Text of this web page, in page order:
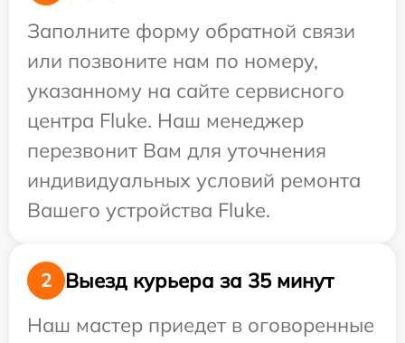
Заполните форму обратной связи
или позвоните нам по номеру,
указанному на сайте сервисного
центра Fluke. Наш менеджер
перезвонит Вам для уточнения
индивидуальных условий ремонта
Вашего устройства Fluke.
2
Выезд курьера за 35 минут
Наш мастер приедет в оговоренные